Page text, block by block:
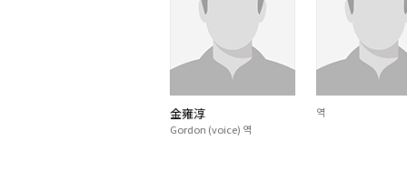
金雍淳
Gordon (voice) 역
역